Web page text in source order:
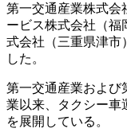
第一交通産業株式会
ービス株式会社（福
式会社（三重県津市
した。
第一交通産業および
業以来、タクシー車
を展開している。